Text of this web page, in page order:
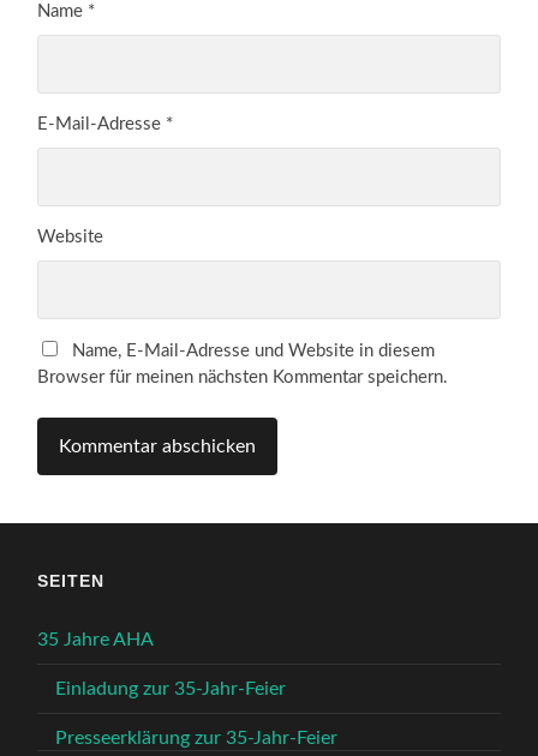
Name *
E-Mail-Adresse *
Website
Name, E-Mail-Adresse und Website in diesem
Browser für meinen nächsten Kommentar speichern.
SEITEN
35 Jahre AHA
Einladung zur 35-Jahr-Feier
Presseerklärung zur 35-Jahr-Feier